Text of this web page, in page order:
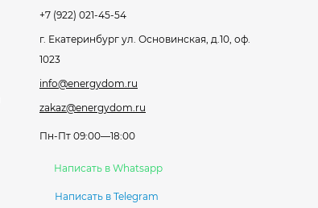
+7 (922) 021-45-54
г. Екатеринбург ул. Основинская, д.10, оф.
1023
info@energydom.ru
zakaz@energydom.ru
Пн-Пт 09:00—18:00
Написать в Whatsapp
Написать в Telegram